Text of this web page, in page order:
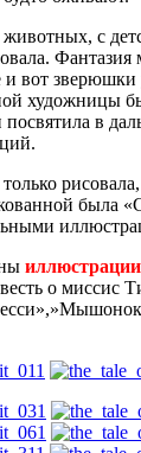
с
Фантазия
и вот
художницы
в
была
иллюстрации
о миссис